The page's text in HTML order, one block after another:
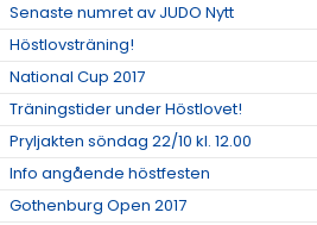
Senaste numret av JUDO Nytt
Höstlovsträning!
National Cup 2017
Träningstider under Höstlovet!
Pryljakten söndag 22/10 kl. 12.00
Info angående höstfesten
Gothenburg Open 2017